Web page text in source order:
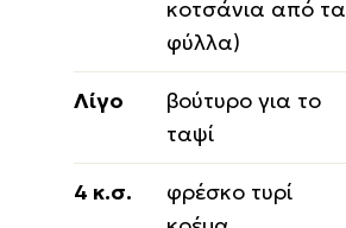
κοτσάνια από τα
φύλλα)
Λίγο
βούτυρο για το
ταψί
4 κ.σ.
φρέσκο τυρί